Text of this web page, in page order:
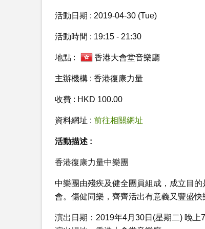
活動日期 : 2019-04-30 (Tue)
活動時間 : 19:15 - 21:30
地點 : 香港大會堂音樂廳
主辦機構 : 香港復康力量
收費 : HKD 100.00
資料網址 : 前往相關網址
活動描述 :
香港復康力量中樂團
中樂團由殘疾及健全團員組成，成立目
會。傷健同樂，齊齊活出有意義又豐盛快
演出日期：2019年4月30日(星期二) 晚上